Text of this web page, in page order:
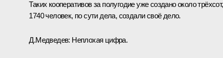
Таких кооперативов за полугодие уже создано около трёхсот,
1740 человек, по сути дела, создали своё дело.
Д.Медведев: Неплохая цифра.